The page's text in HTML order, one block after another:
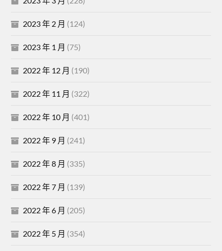
2023 年 2 月 (124)
2023 年 1 月 (75)
2022 年 12 月 (190)
2022 年 11 月 (322)
2022 年 10 月 (401)
2022 年 9 月 (241)
2022 年 8 月 (335)
2022 年 7 月 (139)
2022 年 6 月 (205)
2022 年 5 月 (354)